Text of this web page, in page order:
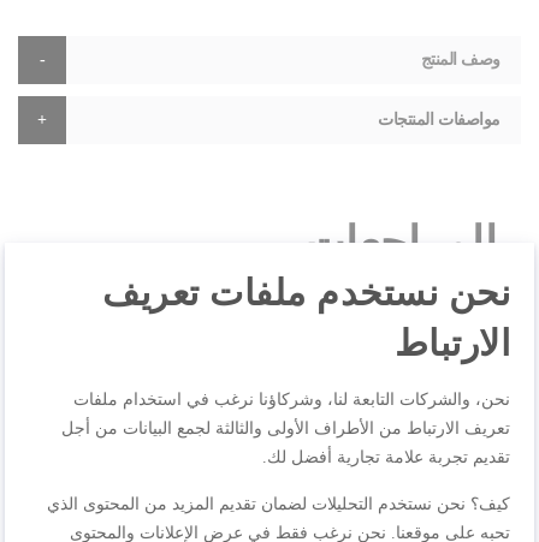
المراجعات
اكتب مراجعتك الخاصة
أنت تراجع: وسادات من الألياف الدقيقة × 2 ZR740001
الجودة
1
2
3
4
5
وصف المنتج
مواصفات المنتجات
نحن نستخدم ملفات تعريف
الارتباط
نحن، والشركات التابعة لنا، وشركاؤنا نرغب في استخدام ملفات
تعريف الارتباط من الأطراف الأولى والثالثة لجمع البيانات من أجل
تقديم تجربة علامة تجارية أفضل لك.
كيف؟ نحن نستخدم التحليلات لضمان تقديم المزيد من المحتوى الذي
تحبه على موقعنا. نحن نرغب فقط في عرض الإعلانات والمحتوى